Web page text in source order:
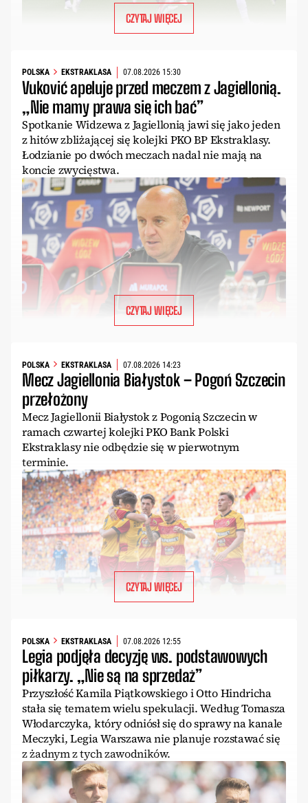
CZYTAJ WIĘCEJ
POLSKA EKSTRAKLASA 07.08.2026 15:30
Vuković apeluje przed meczem z Jagiellonią.
„Nie mamy prawa się ich bać”
Spotkanie Widzewa z Jagiellonią jawi się jako jeden
z hitów zbliżającej się kolejki PKO BP Ekstraklasy.
Łodzianie po dwóch meczach nadal nie mają na
koncie zwycięstwa.
CZYTAJ WIĘCEJ
POLSKA EKSTRAKLASA 07.08.2026 14:23
Mecz Jagiellonia Białystok – Pogoń Szczecin
przełożony
Mecz Jagiellonii Białystok z Pogonią Szczecin w
ramach czwartej kolejki PKO Bank Polski
Ekstraklasy nie odbędzie się w pierwotnym
terminie.
CZYTAJ WIĘCEJ
POLSKA EKSTRAKLASA 07.08.2026 12:55
Legia podjęła decyzję ws. podstawowych
piłkarzy. „Nie są na sprzedaż”
Przyszłość Kamila Piątkowskiego i Otto Hindricha
stała się tematem wielu spekulacji. Według Tomasza
Włodarczyka, który odniósł się do sprawy na kanale
Meczyki, Legia Warszawa nie planuje rozstawać się
z żadnym z tych zawodników.